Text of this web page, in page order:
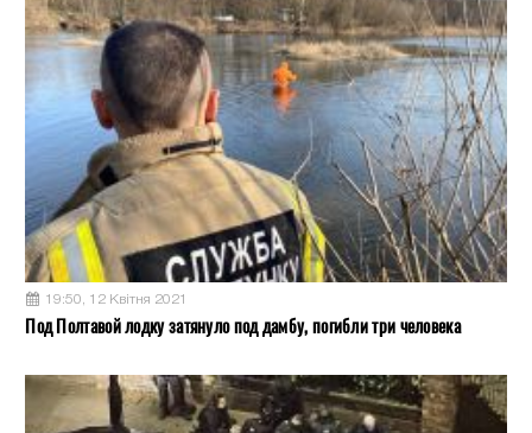
19:50, 12 Квітня 2021
Под Полтавой лодку затянуло под дамбу, погибли три человека